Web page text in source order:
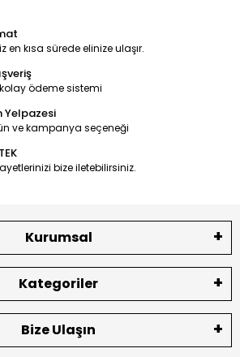
en kısa sürede elinize ulaşır.
ödeme sistemi
Yelpazesi
ve kampanya seçeneği
bize iletebilirsiniz.
Kurumsal
Kategoriler
Bize Ulaşın